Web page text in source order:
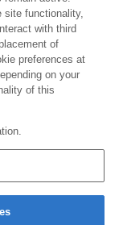
Catalyst）
site functionality,
with third
of
preferences at
on your
of this